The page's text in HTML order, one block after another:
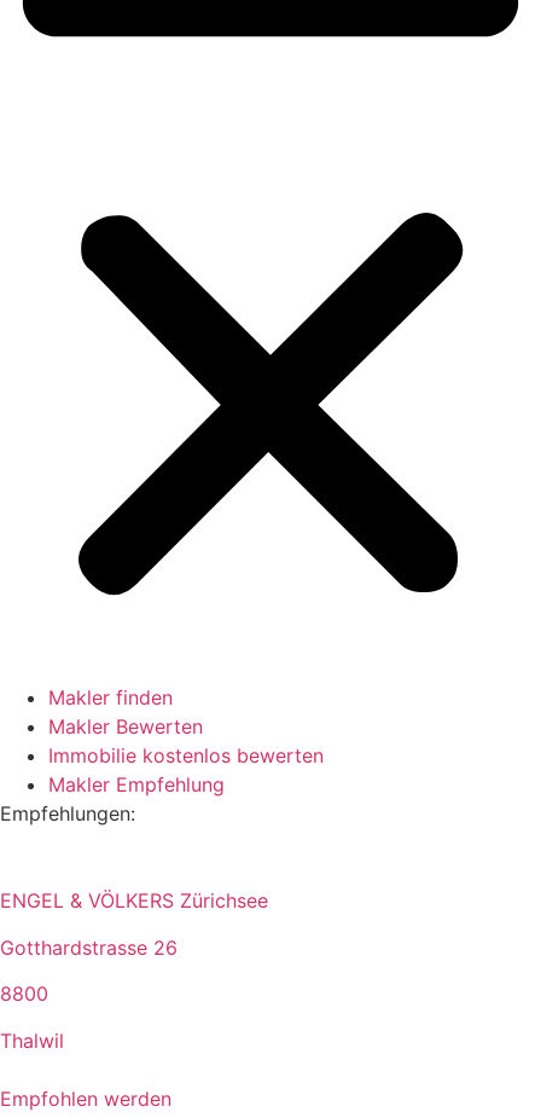
Makler finden
Makler Bewerten
Immobilie kostenlos bewerten
Makler Empfehlung
Empfehlungen:
ENGEL & VÖLKERS Zürichsee
Gotthardstrasse 26
8800
Thalwil
Empfohlen werden